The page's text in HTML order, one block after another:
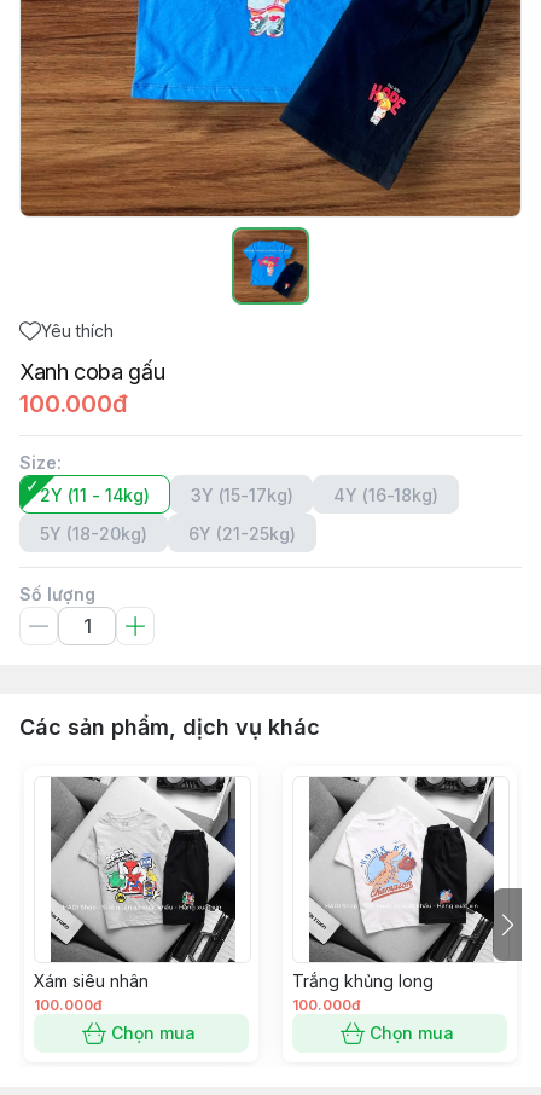
Yêu thích
Xanh coba gấu
100.000đ
Size:
2Y (11 - 14kg)
3Y (15-17kg)
4Y (16-18kg)
5Y (18-20kg)
6Y (21-25kg)
Số lượng
Các sản phẩm, dịch vụ khác
Xám siêu nhân
100.000đ
Chọn mua
Trắng khủng long
100.000đ
Chọn mua